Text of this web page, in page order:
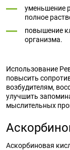
уменьшение
полное
повышение
организма.
Использование
повысить
возбудителям,
улучшить
мыслительных
Аскорбиновая